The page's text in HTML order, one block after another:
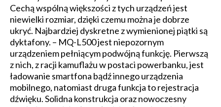
Cechą wspólną większości z tych urządzeń jest
niewielki rozmiar, dzięki czemu można je dobrze
ukryć. Najbardziej dyskretne z wymienionej piątki są
dyktafony. – MQ-L500 jest niepozornym
urządzeniem pełniącym podwójną funkcję. Pierwszą
z nich, z racji kamuflażu w postaci powerbanku, jest
ładowanie smartfona bądź innego urządzenia
mobilnego, natomiast druga funkcja to rejestracja
dźwięku. Solidna konstrukcja oraz nowoczesny